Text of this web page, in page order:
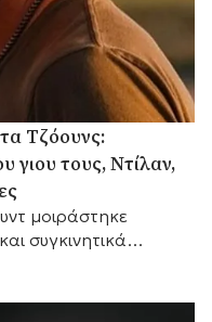
Τζόουνς:
γιου τους, Ντίλαν,
μοιράστηκε
συγκινητικά